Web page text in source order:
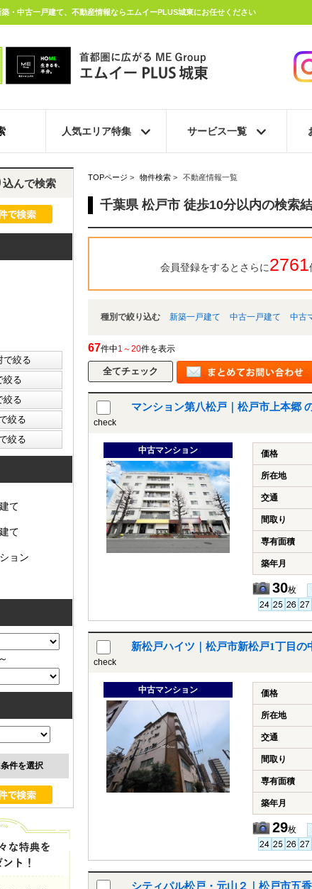
・中古一戸建て、不動産情報ならエムイーPLUS城東にお任せください
人気エリア特集 サービス一覧
TOPページ > 物件検索 > 不動産情報一覧
千葉県 松戸市 徒歩10分以内の検索
会員登録をするとさらに2761
種別で絞り込む 新築一戸建て 中古一戸建て 中古
67件中1～20件を表示
check
マンション第八松戸｜松戸市上本郷
中古マンション 価格
所在地
交通
間取り
専有面積
築年月
30枚
check
新松戸ハイツ｜松戸市新松戸1丁目の
中古マンション 価格
所在地
交通
間取り
専有面積
築年月
29枚
シティパル松戸・元山２｜松戸市五
込んで検索
て
て
ョン
～
件を選択